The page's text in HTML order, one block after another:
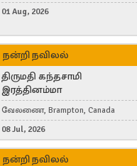
கம்பர்மலை
01 Aug, 2026
நன்றி நவிலல்
திருமதி கந்தசாமி
இரத்தினம்மா
வேலணை, Brampton, Canada
08 Jul, 2026
நன்றி நவிலல்